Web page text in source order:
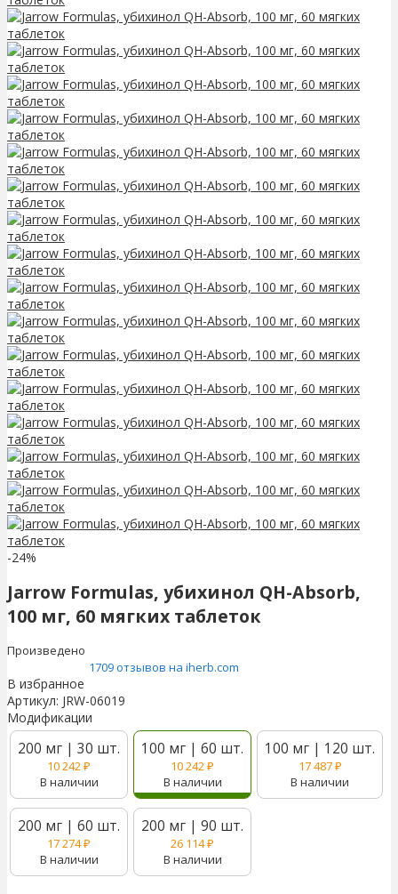
-24%
Jarrow Formulas, убихинол QH-Absorb,
100 мг, 60 мягких таблеток
Произведено
1709 отзывов на iherb.com
В избранное
Артикул: JRW-06019
Модификации
200 мг | 30 шт.
10 242₽
В наличии
100 мг | 60 шт.
10 242₽
В наличии
100 мг | 120 шт.
17 487₽
В наличии
200 мг | 60 шт.
17 274₽
В наличии
200 мг | 90 шт.
26 114₽
В наличии